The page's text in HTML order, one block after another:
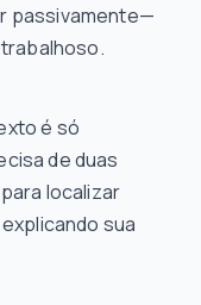
passivamente—
é só
de duas
localizar
sua